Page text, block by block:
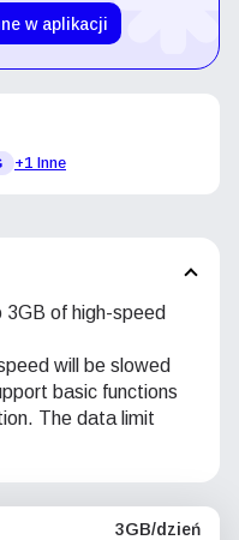
w aplikacji
+1 Inne
3GB of high-speed
will be slowed
basic functions
The data limit
3GB/dzień